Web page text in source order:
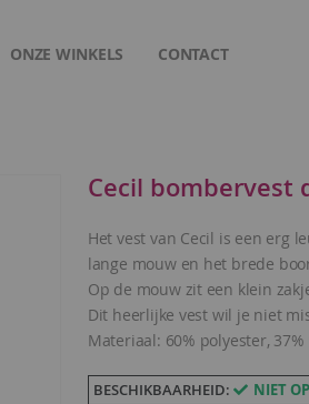
ONZE WINKELS CONTACT
Cecil bombervest
Het vest van Cecil is een erg
lange mouw en het brede
Op de mouw zit een klein
Dit heerlijke vest wil je niet
Materiaal: 60% polyester, 37%
BESCHIKBAARHEID: NIET